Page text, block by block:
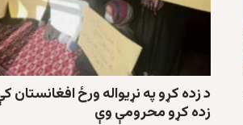
د زده کړو په نړيواله ورځ افغانستان
زده کړو محرومې وې